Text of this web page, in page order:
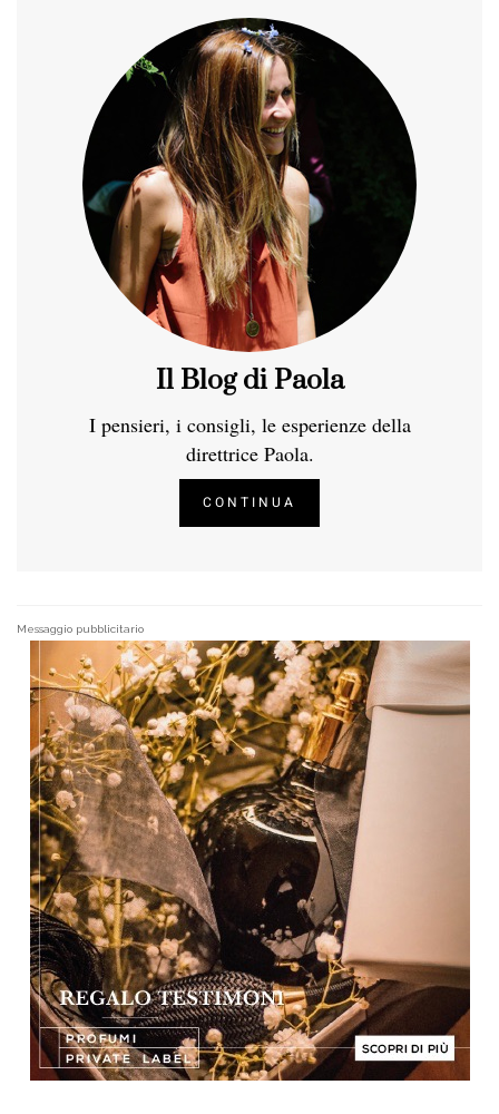
Il Blog di Paola
I pensieri, i consigli, le esperienze della
direttrice Paola.
CONTINUA
Messaggio pubblicitario